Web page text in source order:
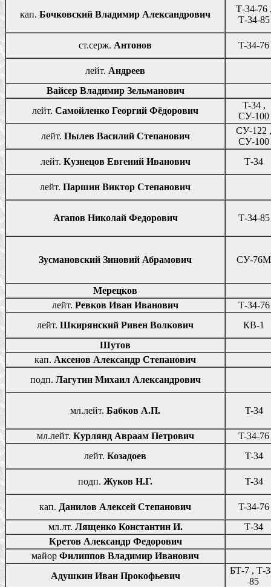
кап. Бочковский Владимир Александрович
Т-34-76
Т-34-85
ст.серж. Антонов T-34-76
лейт. Андреев
Вайсер Владимир Зельманович
лейт. Самойленко Георгий Фёдорович
T-34 ,
СУ-100
лейт. Пылев Василий Степанович
СУ-122 ,
СУ-100
лейт. Кузнецов Евгений Иванович Т-34
лейт. Паршин Виктор Степанович
Агапов Николай Федорович Т-34-85
Зусмановский Зиновий Абрамович СУ-76М
Мерецков
лейт. Ревков Иван Иванович
Т-34-76
лейт. Шкирянский Ривен Волкович
КВ-1
Шутов
кап. Аксенов Александр Степанович
подп. Лагутин Михаил Александрович
мл.лейт. Бабков А.П. T-34
мл.лейт. Курлянд Авраам Петрович
T-34-76
лейт. Козадоев T-34
подп. Жуков Н.Г. T-34
кап. Данилов Алексей Степанович
T-34-76
мл.лт. Лященко Константин И.
Т-34
Кретов Александр Федорович
майор Филиппов Владимир Иванович
Адушкин Иван Прокофьевич
БТ-7 , Т-
85